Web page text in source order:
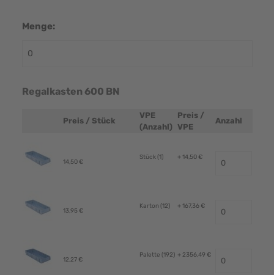
Menge:
Regalkasten 600 BN
Produktbild
Preis / Stück
VPE
(Anzahl)
Preis /
VPE
Anzahl
14,50 €
Stück (1) + 14,50 €
13,95 €
Karton (12) + 167,36 €
12,27 €
Palette (192) + 2356,49 €